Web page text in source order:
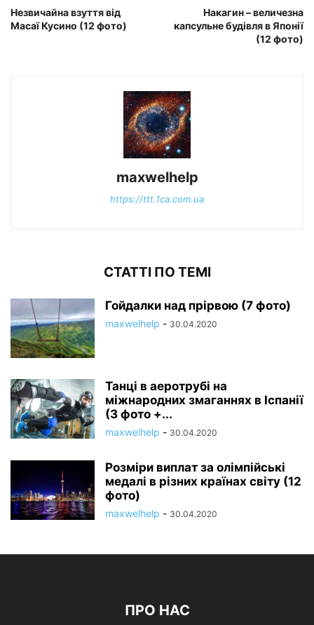
Незвичайна взуття від
Масаї Кусино (12 фото)
Накагин – величезна
капсульне будівля в Японії
(12 фото)
maxwelhelp
https://ttt.1ca.com.ua
СТАТТІ ПО ТЕМІ
Гойдалки над прірвою (7 фото)
maxwelhelp - 30.04.2020
Танці в аеротрубі на
міжнародних змаганнях в Іспанії
(3 фото +...
maxwelhelp - 30.04.2020
Розміри виплат за олімпійські
медалі в різних країнах світу (12
фото)
maxwelhelp - 30.04.2020
ПРО НАС